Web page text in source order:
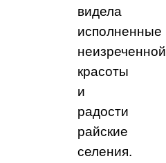
видела
исполненные
неизреченной
красоты
и
радости
райские
селения.